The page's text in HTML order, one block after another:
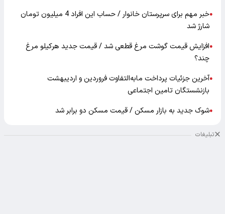
●
خبر مهم برای سرپرستان خانوار / حساب این افراد 4 میلیون تومان
شارژ شد
●افزایش قیمت گوشت مرغ قطعی شد / قیمت جدید هرکیلو مرغ
چند؟
●آخرین جزئیات پرداخت مابه‌التفاوت فروردین و اردیبهشت
بازنشستگان تامین اجتماعی
●شوک جدید به بازار مسکن / قیمت مسکن دو برابر شد
تبلیغات